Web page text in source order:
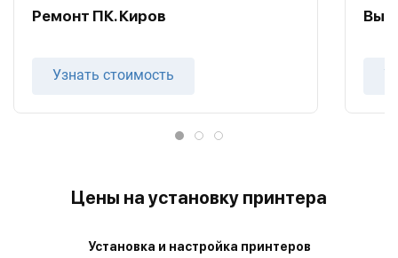
Ремонт ПК. Киров
Узнать стоимость
Цены на установку принтера
Установка и настройка принтеров